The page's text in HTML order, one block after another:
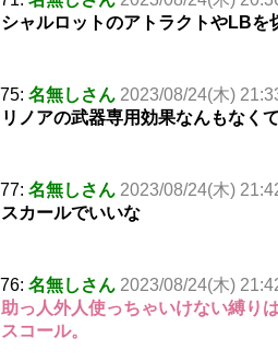
シャルロットのアトラクトやLBを
名無しさん 2023/08/24(木)
リノアの武器専用効果なんもなく
名無しさん 2023/08/24(木)
スカールでいいな
名無しさん 2023/08/24(木)
助っ人外人使っちゃいけない縛り
スコール。